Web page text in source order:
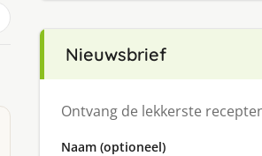
Nieuwsbrief
Ontvang de lekkerste
Naam (optioneel)